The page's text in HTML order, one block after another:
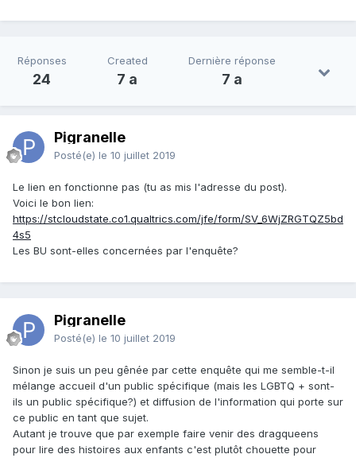
Réponses
24
Created
7 a
Dernière réponse
7 a
Pigranelle
Posté(e) le 10 juillet 2019
Le lien en fonctionne pas (tu as mis l'adresse du post).
Voici le bon lien:
https://stcloudstate.co1.qualtrics.com/jfe/form/SV_6WjZRGTQZ5bd
4s5
Les BU sont-elles concernées par l'enquête?
Pigranelle
Posté(e) le 10 juillet 2019
Sinon je suis un peu gênée par cette enquête qui me semble-t-il
mélange accueil d'un public spécifique (mais les LGBTQ + sont-
ils un public spécifique?) et diffusion de l'information qui porte sur
ce public en tant que sujet.
Autant je trouve que par exemple faire venir des dragqueens
pour lire des histoires aux enfants c'est plutôt chouette pour